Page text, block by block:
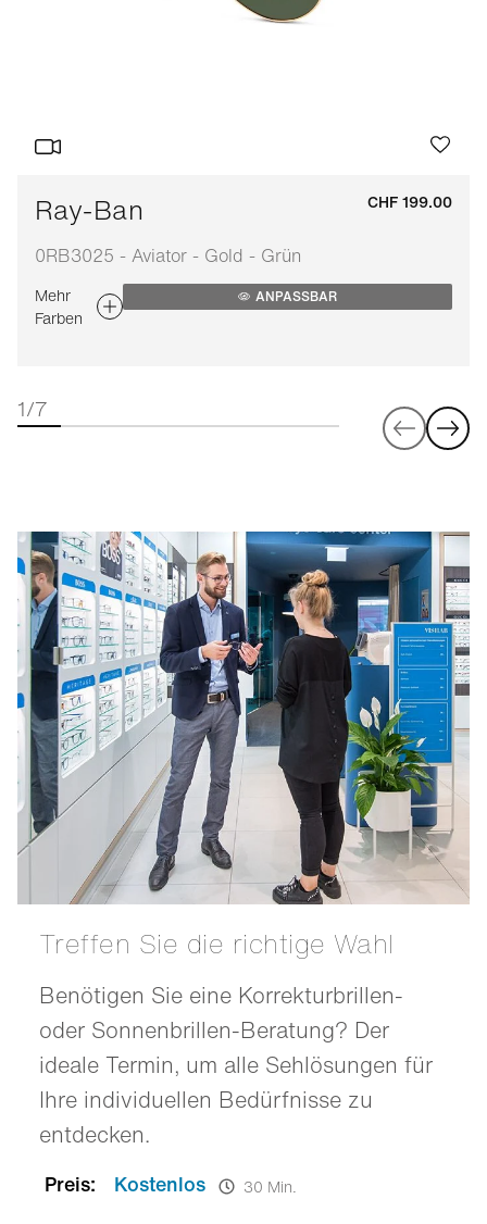
Ray-Ban
0RB3025 - Aviator - Gold - Grün
CHF 199.00
Mehr
Farben
ANPASSBAR
1/7
Treffen Sie die richtige Wahl
Benötigen Sie eine Korrekturbrillen-
oder Sonnenbrillen-Beratung? Der
ideale Termin, um alle Sehlösungen für
Ihre individuellen Bedürfnisse zu
entdecken.
Preis: Kostenlos 30 Min.